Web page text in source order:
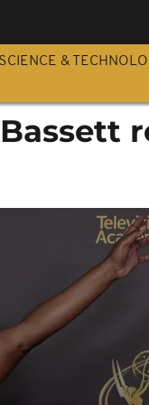
SCIENCE &